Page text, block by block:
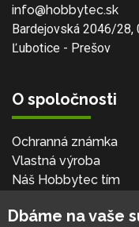
info@hobbytec.sk
Bardejovská 2046/28,
Ľubotice - Prešov
O spoločnosti
Ochranná známka
Vlastná výroba
Náš Hobbytec tím
Naša história
Dbáme na vaše